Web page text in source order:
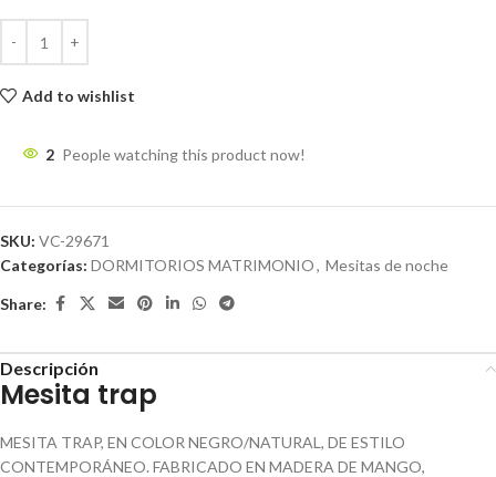
Add to wishlist
2 People watching this product now!
SKU: VC-29671
Categorías: DORMITORIOS MATRIMONIO, Mesitas de noche
Share:
Descripción
Mesita trap
MESITA TRAP, EN COLOR NEGRO/NATURAL, DE ESTILO
CONTEMPORÁNEO. FABRICADO EN MADERA DE MANGO,